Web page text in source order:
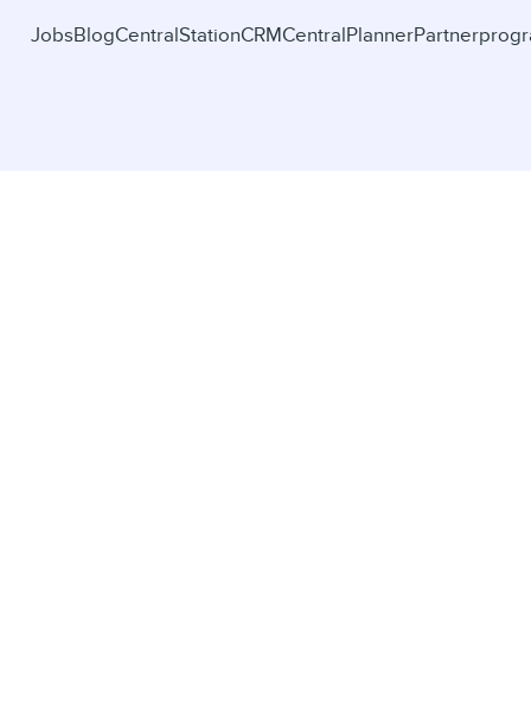
JobsBlogCentralStationCRMCentralPlanner